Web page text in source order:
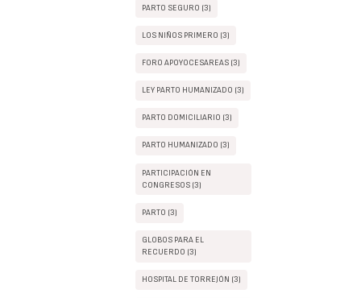
PARTO SEGURO (3)
LOS NIÑOS PRIMERO (3)
FORO APOYOCESAREAS (3)
LEY PARTO HUMANIZADO (3)
PARTO DOMICILIARIO (3)
PARTO HUMANIZADO (3)
PARTICIPACIÓN EN
CONGRESOS (3)
PARTO (3)
GLOBOS PARA EL
RECUERDO (3)
HOSPITAL DE TORREJÓN (3)